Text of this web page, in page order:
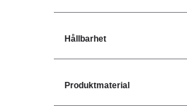
Hållbarhet
Produktmaterial